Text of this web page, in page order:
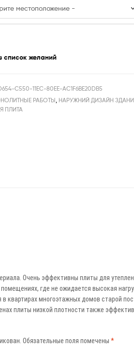
список желаний
C550-11EC-80EE-AC1F6BE20DB5
РАБОТЫ НАРУЖНИЙ ДИЗАЙН
ПЛИТА
Очень эффективны плиты для
где не ожидается высокая
квартирах многоэтажных домов старой
плиты низкой плотности также
Обязательные поля помечены *